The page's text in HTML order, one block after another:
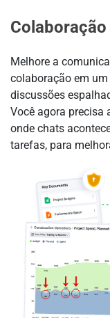
Melhore a
colaboração em
discussões
Você agora
onde chats
tarefas, para